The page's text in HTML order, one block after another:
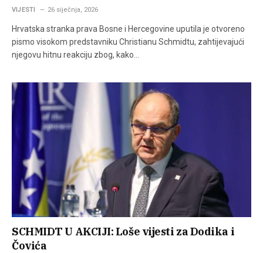
VIJESTI 26 siječnja, 2026
Hrvatska stranka prava Bosne i Hercegovine uputila je otvoreno
pismo visokom predstavniku Christianu Schmidtu, zahtijevajući
njegovu hitnu reakciju zbog, kako…
SCHMIDT U AKCIJI: Loše vijesti za Dodika i
Čovića